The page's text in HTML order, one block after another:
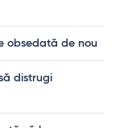
obsedată de nou
distrugi